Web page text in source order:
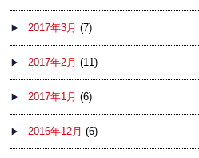
2017年3月 (7)
2017年2月 (11)
2017年1月 (6)
2016年12月 (6)